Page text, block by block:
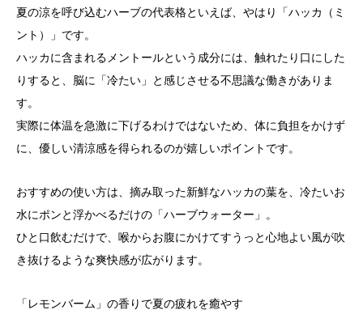
夏の涼を呼び込むハーブの代表格といえば、やはり「ハッカ（ミ
ント）」です。
ハッカに含まれるメントールという成分には、触れたり口にした
りすると、脳に「冷たい」と感じさせる不思議な働きがありま
す。
実際に体温を急激に下げるわけではないため、体に負担をかけず
に、優しい清涼感を得られるのが嬉しいポイントです。
おすすめの使い方は、摘み取った新鮮なハッカの葉を、冷たいお
水にポンと浮かべるだけの「ハーブウォーター」。
ひと口飲むだけで、喉からお腹にかけてすうっと心地よい風が吹
き抜けるような爽快感が広がります。
「レモンバーム」の香りで夏の疲れを癒やす